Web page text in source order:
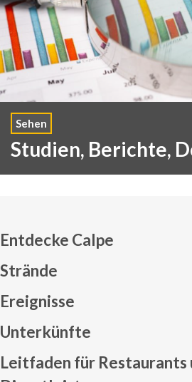
Sehen
Studien, Berichte,
Entdecke Calpe
Strände
Ereignisse
Unterkünfte
Leitfaden für Restaurants